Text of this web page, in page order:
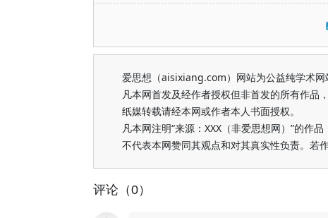
爱思想（aisixiang.com）网站为公益纯学术网
凡本网首发及经作者授权但非首发的所有作品
纸媒转载请经本网或作者本人书面授权。
凡本网注明“来源：XXX（非爱思想网）”的作
不代表本网赞同其观点和对其真实性负责。若
评论（0）